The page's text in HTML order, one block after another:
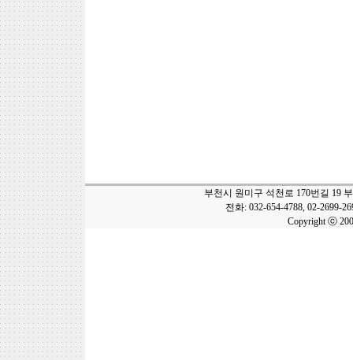
부천시 원미구 석천로 170번길 19
전화: 032-654-4788, 02-2699-
Copyright ⓒ